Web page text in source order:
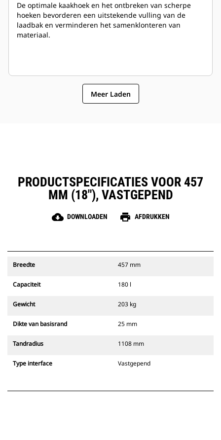
De optimale kaakhoek en het ontbreken van scherpe
hoeken bevorderen een uitstekende vulling van de
laadbak en verminderen het samenklonteren van
materiaal.
Meer Laden
PRODUCTSPECIFICATIES VOOR 457
MM (18"), VASTGEPEND
cloud_download DOWNLOADEN print AFDRUKKEN
Breedte 457 mm
Capaciteit 180 l
Gewicht 203 kg
Dikte van basisrand 25 mm
Tandradius 1108 mm
Type interface Vastgepend